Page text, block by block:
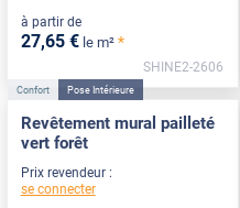
à partir de
27,65 € le m² *
SHINE2-2606
Confort Pose Intérieure
Revêtement mural pailleté
vert forêt
Prix revendeur :
se connecter